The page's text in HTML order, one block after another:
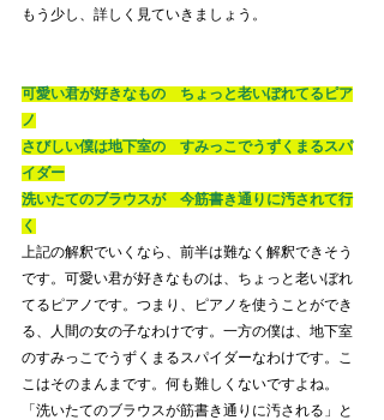
もう少し、詳しく見ていきましょう。
可愛い君が好きなもの　ちょっと老いぼれてるピア
ノ
さびしい僕は地下室の　すみっこでうずくまるスパ
イダー
洗いたてのブラウスが　今筋書き通りに汚されて行
く
上記の解釈でいくなら、前半は難なく解釈できそう
です。可愛い君が好きなものは、ちょっと老いぼれ
てるピアノです。つまり、ピアノを使うことができ
る、人間の女の子なわけです。一方の僕は、地下室
のすみっこでうずくまるスパイダーなわけです。こ
こはそのまんまです。何も難しくないですよね。
「洗いたてのブラウスが筋書き通りに汚される」と